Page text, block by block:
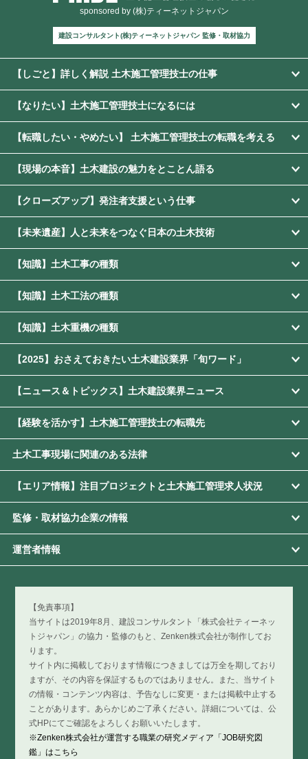
sponsored by (株)ティーネットジャパン
建設コンサルタント(株)ティーネットジャパン 監修・取材協力
【しごと】詳しく解説 土木施工管理技士の仕事
【なりたい】土木施工管理技士になるには
【転職したい・やめたい】 土木施工管理技士の転職を考える
【現場の本音】土木建設の魅力をとことん語る
【クローズアップ】発注者支援という仕事
【未来遺産】人と未来をつなぐ日本の土木技術
【知識】土木工事の種類
【知識】土木工法の種類
【知識】土木重機の種類
【2025】おさえておきたい土木建設業界「旬ワード」
【ニュース＆トピックス】土木建設業界ニュース
【経験を活かす】土木施工管理技士の転職先
土木工事現場に関連のある法律
【エリア情報】注目プロジェクトと土木施工管理求人状況
監修・取材協力企業の情報
運営者情報
【免責事項】
当サイトは2019年8月、建設コンサルタント「株式会社ティーネッ
トジャパン」の協力・監修のもと、Zenken株式会社が制作してお
ります。
サイト内に掲載しております情報につきましては万全を期しており
ますが、その内容を保証するものではありません。また、当サイト
の情報・コンテンツ内容は、予告なしに変更・または掲載中止する
ことがあります。あらかじめご了承ください。詳細については、公
式HPにてご確認をよろしくお願いいたします。
※Zenken株式会社が運営する職業の研究メディア「JOB研究図
鑑」はこちら